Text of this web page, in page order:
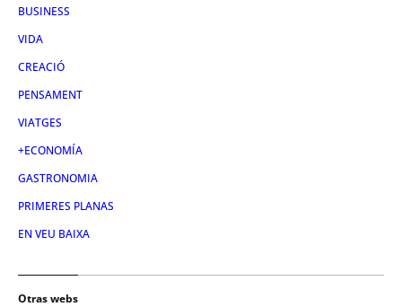
BUSINESS
VIDA
CREACIÓ
PENSAMENT
VIATGES
+ECONOMÍA
GASTRONOMIA
PRIMERES PLANAS
EN VEU BAIXA
Otras webs